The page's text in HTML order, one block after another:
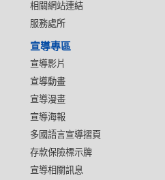
相關網站連結
服務處所
宣導專區
宣導影片
宣導動畫
宣導漫畫
宣導海報
多國語言宣導摺頁
存款保險標示牌
宣導相關訊息